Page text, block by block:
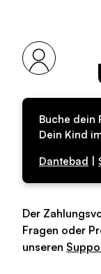
Buche dein
Dein Kind
Dantebad
Der
Fragen oder
unseren